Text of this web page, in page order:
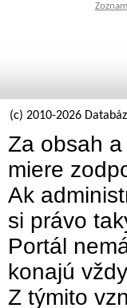
(c) 2010-2026
Za obsah
miere
Ak
si právo
Portál
konajú
Z týmito